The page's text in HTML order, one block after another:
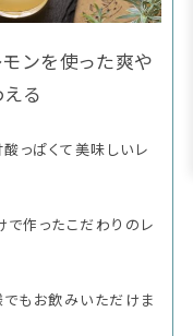
ンを使った爽や
る
っぱくて美味しいレ
作ったこだわりのレ
もお飲みいただけま